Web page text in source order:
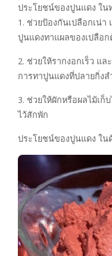
ประโยชน์ของปูนแดง ใน
1. ช่วยป้องกันเปลือกเน่า
ปูนแดงทาแผลของเปลือ
2. ช่วยให้รากงอกเร็ว แ
การทาปูนแดงที่ปลายกิ่ง
3. ช่วยให้ผักหรือผลไม้เ
ไว้สักพัก
ประโยชน์ของปูนแดง ใน